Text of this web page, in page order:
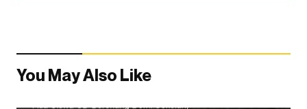
You May Also Like